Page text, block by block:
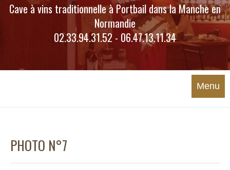
Cave à vins traditionnelle à Portbail dans la Manche en
Normandie
02.33.94.31.52 - 06.47.13.11.34
Menu
PHOTO N°7